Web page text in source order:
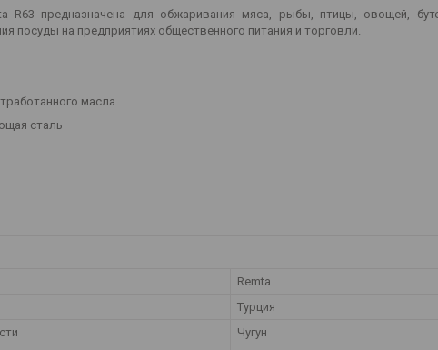
R63 предназначена для обжаривания мяса, рыбы, птицы, овощей,
посуды на предприятиях общественного питания и торговли.
масла
сталь
Remta
Турция
Чугун